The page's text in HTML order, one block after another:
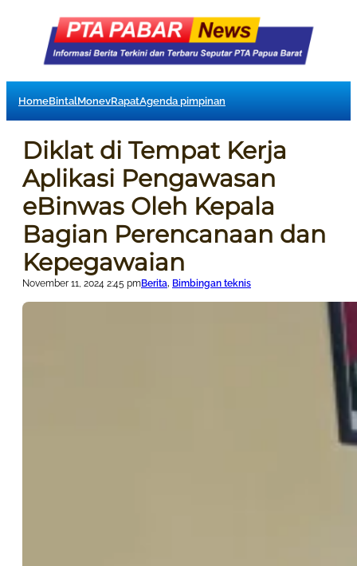
HomeBintalMonevRapatAgenda pimpinan
Diklat di Tempat Kerja
Aplikasi Pengawasan
eBinwas Oleh Kepala
Bagian Perencanaan dan
Kepegawaian
November 11, 2024 2:45 pmBerita, Bimbingan teknis